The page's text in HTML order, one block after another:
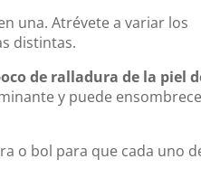
una. Atrévete a variar los
distintas.
de ralladura de la piel
y puede
o bol para que cada uno